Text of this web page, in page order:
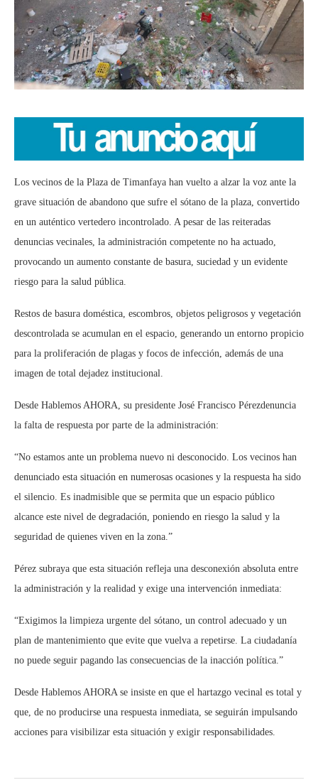
Los vecinos de la Plaza de Timanfaya han vuelto a alzar la voz ante la
grave situación de abandono que sufre el sótano de la plaza, convertido
en un auténtico vertedero incontrolado. A pesar de las reiteradas
denuncias vecinales, la administración competente no ha actuado,
provocando un aumento constante de basura, suciedad y un evidente
riesgo para la salud pública.
Restos de basura doméstica, escombros, objetos peligrosos y vegetación
descontrolada se acumulan en el espacio, generando un entorno propicio
para la proliferación de plagas y focos de infección, además de una
imagen de total dejadez institucional.
Desde Hablemos AHORA, su presidente José Francisco Pérezdenuncia
la falta de respuesta por parte de la administración:
“No estamos ante un problema nuevo ni desconocido. Los vecinos han
denunciado esta situación en numerosas ocasiones y la respuesta ha sido
el silencio. Es inadmisible que se permita que un espacio público
alcance este nivel de degradación, poniendo en riesgo la salud y la
seguridad de quienes viven en la zona.”
Pérez subraya que esta situación refleja una desconexión absoluta entre
la administración y la realidad y exige una intervención inmediata:
“Exigimos la limpieza urgente del sótano, un control adecuado y un
plan de mantenimiento que evite que vuelva a repetirse. La ciudadanía
no puede seguir pagando las consecuencias de la inacción política.”
Desde Hablemos AHORAse insiste en que el hartazgo vecinal es total y
que, de no producirse una respuesta inmediata, se seguirán impulsando
acciones para visibilizar esta situación y exigir responsabilidades.